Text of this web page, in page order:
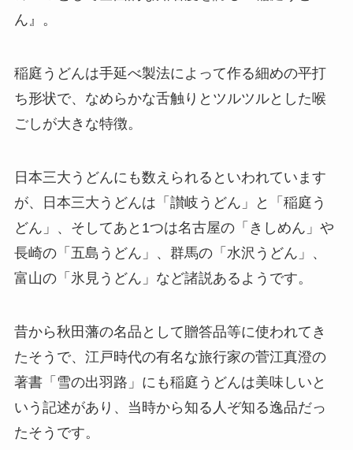
ん』。
稲庭うどんは手延べ製法によって作る細めの平打
ち形状で、なめらかな舌触りとツルツルとした喉
ごしが大きな特徴。
日本三大うどんにも数えられるといわれています
が、日本三大うどんは「讃岐うどん」と「稲庭う
どん」、そしてあと1つは名古屋の「きしめん」や
長崎の「五島うどん」、群馬の「水沢うどん」、
富山の「氷見うどん」など諸説あるようです。
昔から秋田藩の名品として贈答品等に使われてき
たそうで、江戸時代の有名な旅行家の菅江真澄の
著書「雪の出羽路」にも稲庭うどんは美味しいと
いう記述があり、当時から知る人ぞ知る逸品だっ
たそうです。